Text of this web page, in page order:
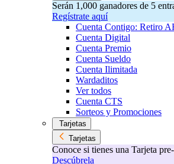
Serán 1,000 ganadores de 5
Regístrate aquí
Cuenta Contigo: Retiro
Cuenta Digital
Cuenta Premio
Cuenta Sueldo
Cuenta Ilimitada
Wardaditos
Ver todos
Cuenta CTS
Sorteos y Promociones
Tarjetas
Tarjetas
Conoce si tienes una Tarjeta
Descúbrela